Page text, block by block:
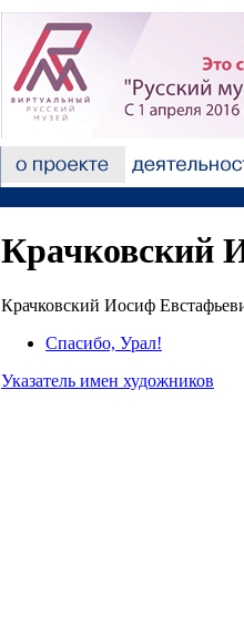
Крачковский
Крачковский Иосиф
Спасибо, Урал!
Указатель имен художников